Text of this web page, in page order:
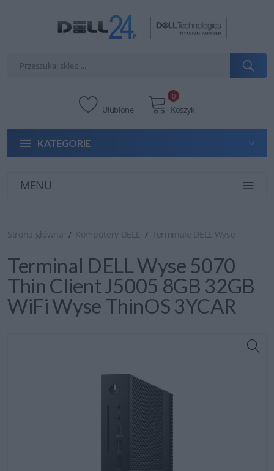
Ulubione Koszyk
0
KATEGORIE
MENU
Strona główna Komputery DELL Terminale DELL Wyse
Terminal DELL Wyse 5070
Thin Client J5005 8GB 32GB
WiFi Wyse ThinOS 3YCAR